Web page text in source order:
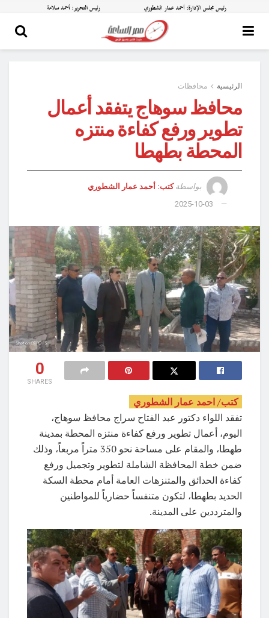
الرئيسية محافظات
محافظ سوهاج يتفقد أعمال
تطوير ورفع كفاءة منتزه
المحطة بطهطا
بواسطة كتب: أحمد عمار الشطوري
2025-10-03
0
SHARES
كتب/ احمد عمار الشطوري
تفقد اللواء دكتور عبد الفتاح سراج محافظ سوهاج،
اليوم، أعمال تطوير ورفع كفاءة منتزه المحطة بمدينة
طهطا، والمقام على مساحة نحو 350 متراً مربعاً، وذلك
ضمن خطة المحافظة الشاملة لتطوير وتجميل ورفع
كفاءة الحدائق والمتنزهات العامة أمام محطة السكة
الحديد بطهطا، لتكون متنفساً حضارياً للمواطنين
والمترددين على المدينة.